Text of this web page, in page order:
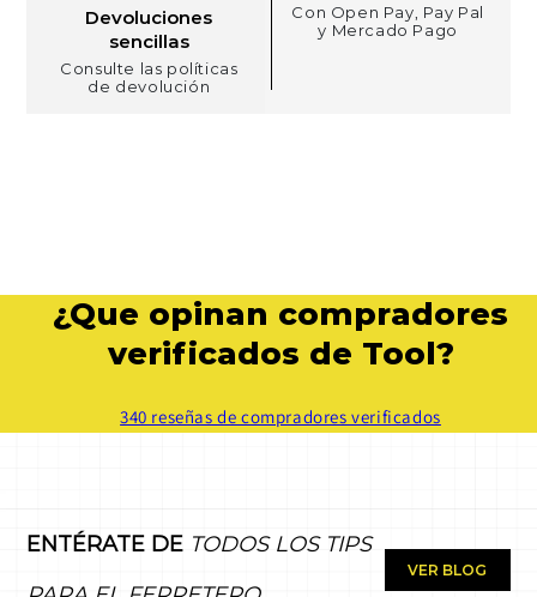
Devoluciones
sencillas
Consulte las políticas
de devolución
Con Open Pay, Pay Pal
y Mercado Pago
¿Que opinan compradores
verificados de Tool?
340 reseñas de compradores verificados
ENTÉRATE DE TODOS LOS TIPS
VER BLOG